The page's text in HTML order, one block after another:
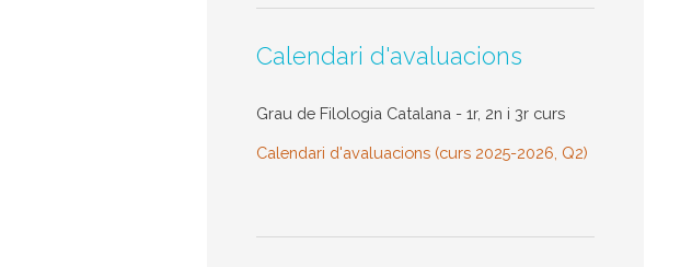
Calendari d'avaluacions
Grau de Filologia Catalana - 1r, 2n i 3r curs
Calendari d'avaluacions (curs 2025-2026, Q2)